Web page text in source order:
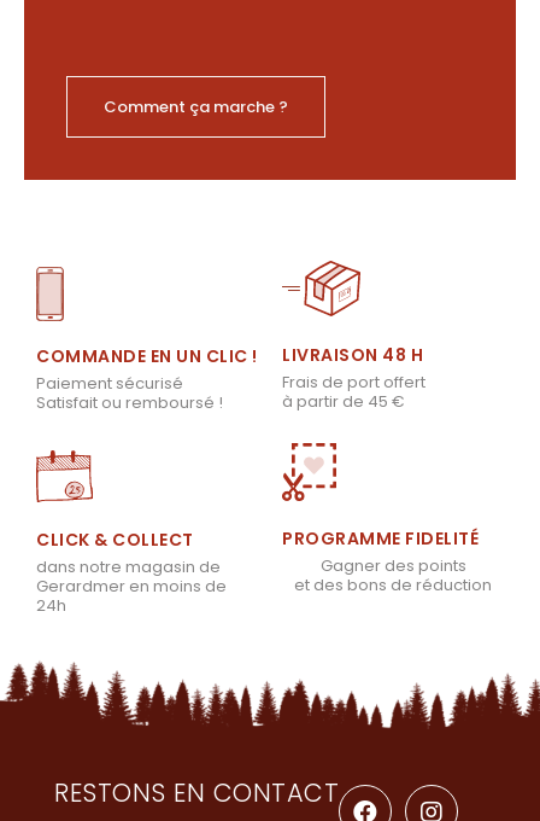
Comment ça marche ?
COMMANDE EN UN CLIC !
Paiement sécurisé
Satisfait ou remboursé !
LIVRAISON 48 H
Frais de port offert
à partir de 45 €
CLICK & COLLECT
dans notre magasin de
Gerardmer en moins de
24h
PROGRAMME FIDELITÉ
Gagner des points
et des bons de réduction
RESTONS EN CONTACT